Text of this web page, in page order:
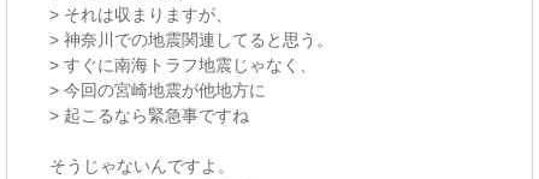
> それは収まりますが、
> 神奈川での地震関連してると思う。
> すぐに南海トラフ地震じゃなく、
> 今回の宮崎地震が他地方に
> 起こるなら緊急事ですね
そうじゃないんですよ。